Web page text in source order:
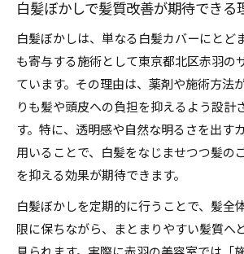
白髪ぼかしで髪質改善が期待できる
白髪ぼかしは、単なる白髪カバーにとど
も寄与する施術として東京都北区赤羽の
ています。その理由は、薬剤や施術方法
りも髪や頭皮への負担を抑えるよう設計
す。特に、透明感や自然な明るさを出す
用いることで、白髪をなじませつつ髪の
を抑える効果が期待できます。
白髪ぼかしを定期的に行うことで、髪全
限に保ちながら、まとまりやすい髪質へ